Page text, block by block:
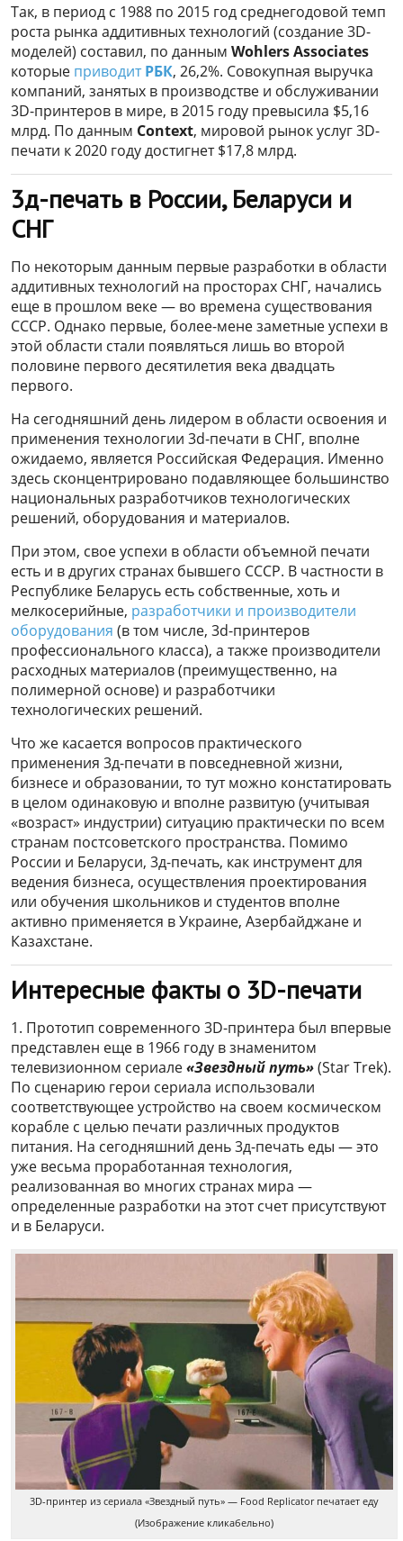
Так, в период с 1988 по 2015 год среднегодовой темп
роста рынка аддитивных технологий (создание 3D-
моделей) составил, по данным Wohlers Associates
которые приводитРБК, 26,2%. Совокупная выручка
компаний, занятых в производстве и обслуживании
3D-принтеров в мире, в 2015 году превысила $5,16
млрд. По данным Context, мировой рынок услуг 3D-
печати к 2020 году достигнет $17,8 млрд.
3д-печать в России, Беларуси и
СНГ
По некоторым данным первые разработки в области
аддитивных технологий на просторах СНГ, начались
еще в прошлом веке — во времена существования
СССР. Однако первые, более-мене заметные успехи в
этой области стали появляться лишь во второй
половине первого десятилетия века двадцать
первого.
На сегодняшний день лидером в области освоения и
применения технологии 3d-печати в СНГ, вполне
ожидаемо, является Российская Федерация. Именно
здесь сконцентрировано подавляющее большинство
национальных разработчиков технологических
решений, оборудования и материалов.
При этом, свое успехи в области объемной печати
есть и в других странах бывшего СССР. В частности в
Республике Беларусь есть собственные, хоть и
мелкосерийные, разработчики и производители
оборудования (в том числе, 3d-принтеров
профессионального класса), а также производители
расходных материалов (преимущественно, на
полимерной основе) и разработчики
технологических решений.
Что же касается вопросов практического
применения 3д-печати в повседневной жизни,
бизнесе и образовании, то тут можно констатировать
в целом одинаковую и вполне развитую (учитывая
«возраст» индустрии) ситуацию практически по всем
странам постсоветского пространства. Помимо
России и Беларуси, 3д-печать, как инструмент для
ведения бизнеса, осуществления проектирования
или обучения школьников и студентов вполне
активно применяется в Украине, Азербайджане и
Казахстане.
Интересные факты о 3D-печати
1. Прототип современного 3D-принтера был впервые
представлен еще в 1966 году в знаменитом
телевизионном сериале«Звездный путь»(Star Trek).
По сценарию герои сериала использовали
соответствующее устройство на своем космическом
корабле с целью печати различных продуктов
питания. На сегодняшний день 3д-печать еды — это
уже весьма проработанная технология,
реализованная во многих странах мира —
определенные разработки на этот счет присутствуют
и в Беларуси.
3D-принтер из сериала «Звездный путь» — Food Replicator печатает еду
(Изображение кликабельно)